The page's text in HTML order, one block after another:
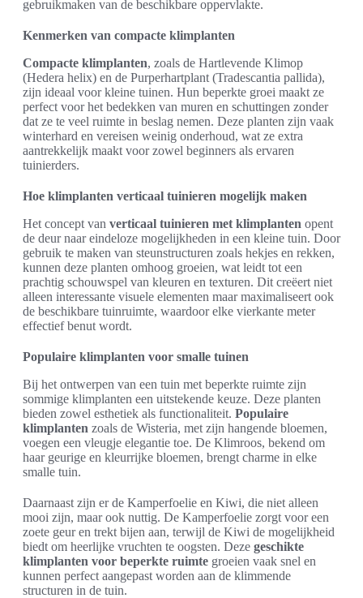
gebruikmaken van de beschikbare oppervlakte.
Kenmerken van compacte klimplanten
Compacte klimplanten, zoals de Hartlevende Klimop
(Hedera helix) en de Purperhartplant (Tradescantia pallida),
zijn ideaal voor kleine tuinen. Hun beperkte groei maakt ze
perfect voor het bedekken van muren en schuttingen zonder
dat ze te veel ruimte in beslag nemen. Deze planten zijn vaak
winterhard en vereisen weinig onderhoud, wat ze extra
aantrekkelijk maakt voor zowel beginners als ervaren
tuinierders.
Hoe klimplanten verticaal tuinieren mogelijk maken
Het concept van verticaal tuinieren met klimplanten opent
de deur naar eindeloze mogelijkheden in een kleine tuin. Door
gebruik te maken van steunstructuren zoals hekjes en rekken,
kunnen deze planten omhoog groeien, wat leidt tot een
prachtig schouwspel van kleuren en texturen. Dit creëert niet
alleen interessante visuele elementen maar maximaliseert ook
de beschikbare tuinruimte, waardoor elke vierkante meter
effectief benut wordt.
Populaire klimplanten voor smalle tuinen
Bij het ontwerpen van een tuin met beperkte ruimte zijn
sommige klimplanten een uitstekende keuze. Deze planten
bieden zowel esthetiek als functionaliteit. Populaire
klimplanten zoals de Wisteria, met zijn hangende bloemen,
voegen een vleugje elegantie toe. De Klimroos, bekend om
haar geurige en kleurrijke bloemen, brengt charme in elke
smalle tuin.
Daarnaast zijn er de Kamperfoelie en Kiwi, die niet alleen
mooi zijn, maar ook nuttig. De Kamperfoelie zorgt voor een
zoete geur en trekt bijen aan, terwijl de Kiwi de mogelijkheid
biedt om heerlijke vruchten te oogsten. Deze geschikte
klimplanten voor beperkte ruimte groeien vaak snel en
kunnen perfect aangepast worden aan de klimmende
structuren in de tuin.